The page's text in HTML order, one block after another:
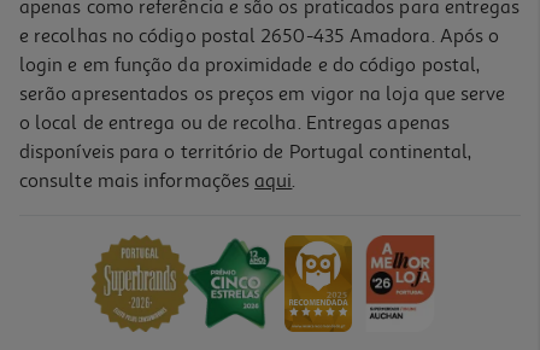
Forno De Encastre Lg Ws7d7631wb 76 L Com Air Fry
499,99 €
apenas como referência e são os praticados para entregas
e recolhas no código postal 2650-435 Amadora. Após o
login e em função da proximidade e do código postal,
serão apresentados os preços em vigor na loja que serve
o local de entrega ou de recolha. Entregas apenas
disponíveis para o território de Portugal continental,
consulte mais informações aqui.